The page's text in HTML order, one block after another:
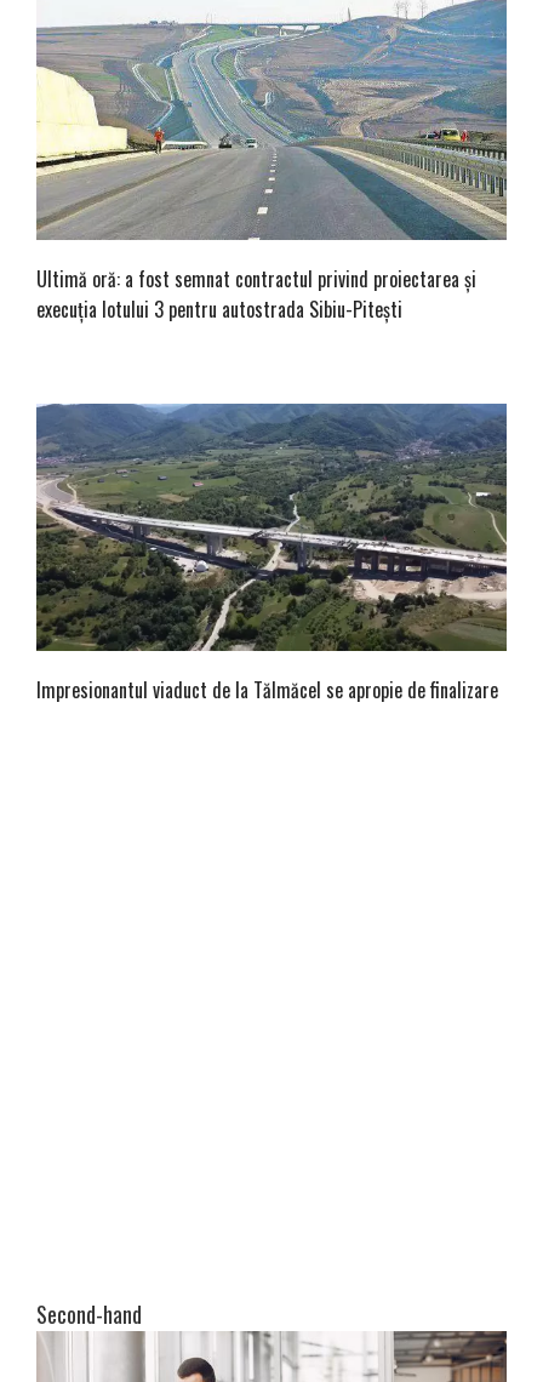
Ultimă oră: a fost semnat contractul privind proiectarea și
execuția lotului 3 pentru autostrada Sibiu-Pitești
Impresionantul viaduct de la Tălmăcel se apropie de finalizare
Second-hand